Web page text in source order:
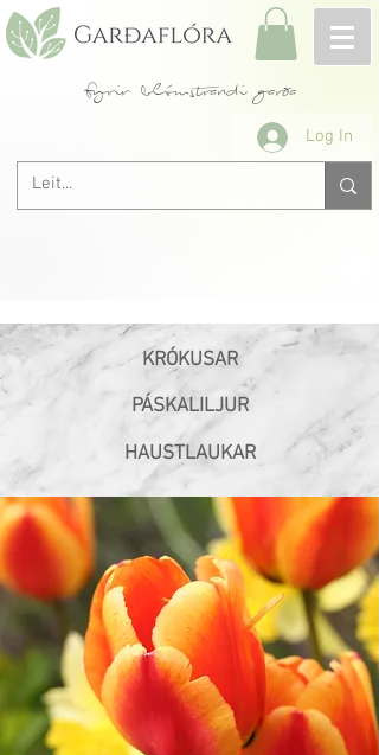
fyrir blómstrandi garða
Log In
KRÓKUSAR
PÁSKALILJUR
HAUSTLAUKAR